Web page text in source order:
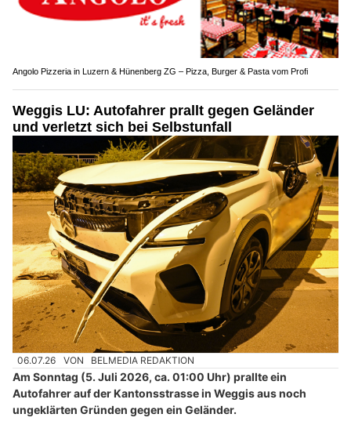
Angolo Pizzeria in Luzern & Hünenberg ZG – Pizza, Burger & Pasta vom Profi
Weggis LU: Autofahrer prallt gegen Geländer
und verletzt sich bei Selbstunfall
06.07.26 VON BELMEDIA REDAKTION
Am Sonntag (5. Juli 2026, ca. 01:00 Uhr) prallte ein
Autofahrer auf der Kantonsstrasse in Weggis aus noch
ungeklärten Gründen gegen ein Geländer.